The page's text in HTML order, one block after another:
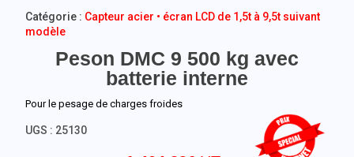
Peson DMC 9 500 kg avec
batterie interne
Pour le pesage de charges froides
UGS : 25130
Catégorie : Capteur acier • écran LCD de 1,5t à 9,5t suivant
modèle